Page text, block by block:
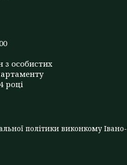
з особистих
році
політики виконкому